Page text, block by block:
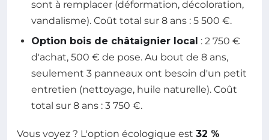
sont à remplacer (déformation, décoloration,
vandalisme). Coût total sur 8 ans : 5 500 €.
Option bois de châtaignier local : 2 750 €
d'achat, 500 € de pose. Au bout de 8 ans,
seulement 3 panneaux ont besoin d'un petit
entretien (nettoyage, huile naturelle). Coût
total sur 8 ans : 3 750 €.
Vous voyez ? L'option écologique est 32 %